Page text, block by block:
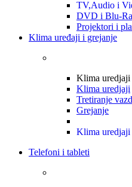
TV,Audio i
DVD i Blu-
Projektori i
Klima uređaji i grejanje
Klima uredjaji
Klima uredjaji
Tretiranje
Grejanje
Klima uredjaji
Telefoni i tableti